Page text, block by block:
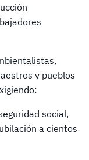
y pueblos
social,
a cientos